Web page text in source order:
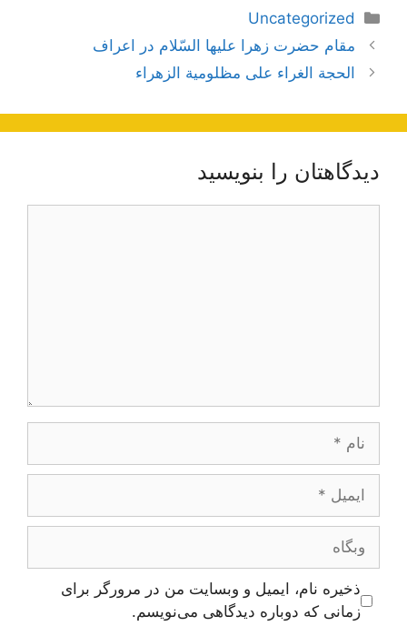
دسته‌ها
Uncategorized
ناوبری
نوشته‌ها
مقام حضرت زهرا عليها السّلام در اعراف
الحجة الغراء علی مظلومیة الزهراء
دیدگاهتان را بنویسید
ایمیل
وبگاه
ذخیره نام، ایمیل و وبسایت من در مرورگر برای
زمانی که دوباره دیدگاهی می‌نویسم.